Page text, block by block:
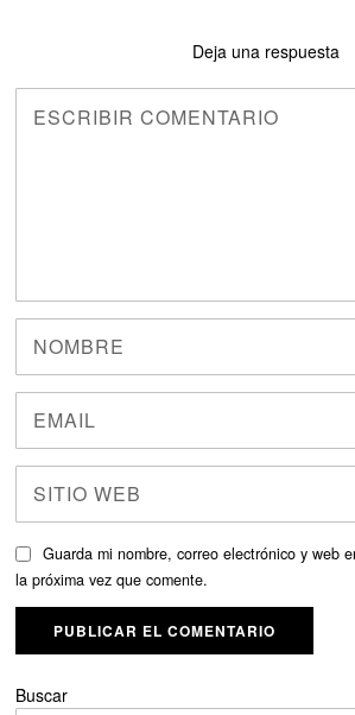
Deja una respuesta
Guarda mi nombre, correo electrónico y web
la próxima vez que comente.
Buscar